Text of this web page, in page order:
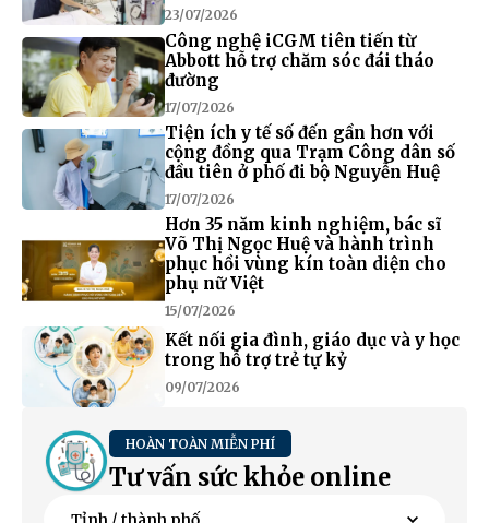
23/07/2026
Công nghệ iCGM tiên tiến từ
Abbott hỗ trợ chăm sóc đái tháo
đường
17/07/2026
Tiện ích y tế số đến gần hơn với
cộng đồng qua Trạm Công dân số
đầu tiên ở phố đi bộ Nguyễn Huệ
17/07/2026
Hơn 35 năm kinh nghiệm, bác sĩ
Võ Thị Ngọc Huệ và hành trình
phục hồi vùng kín toàn diện cho
phụ nữ Việt
15/07/2026
Kết nối gia đình, giáo dục và y học
trong hỗ trợ trẻ tự kỷ
09/07/2026
HOÀN TOÀN MIỄN PHÍ
Tư vấn sức khỏe online